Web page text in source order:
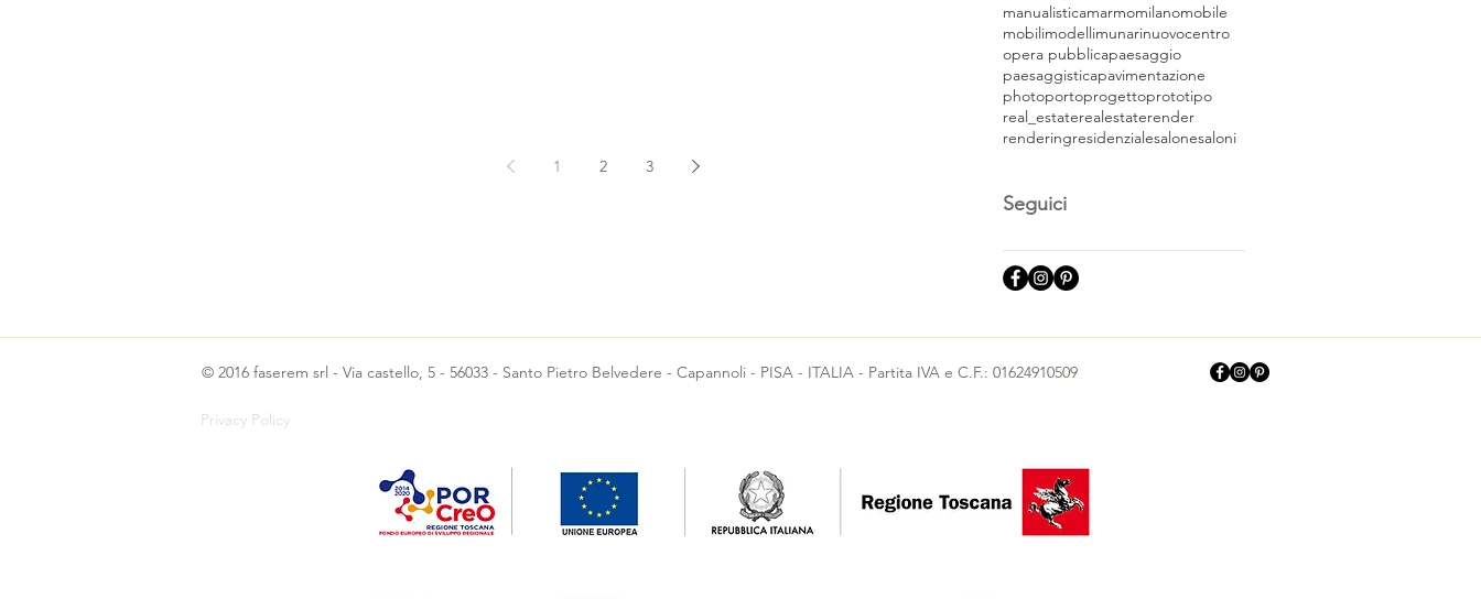
1 2 3
manualisticamarmomilanomobile
mobilimodellimunarinuovocentro
opera pubblicapaesaggio
paesaggisticapavimentazione
photoportoprogettoprototipo
real_estaterealestaterender
renderingresidenzialesalonesaloni
Seguici
© 2016 faserem srl - Via castello, 5 - 56033 - Santo Pietro Belvedere - Capannoli - PISA - ITALIA - Partita IVA e C.F.: 01624910509
Privacy Policy